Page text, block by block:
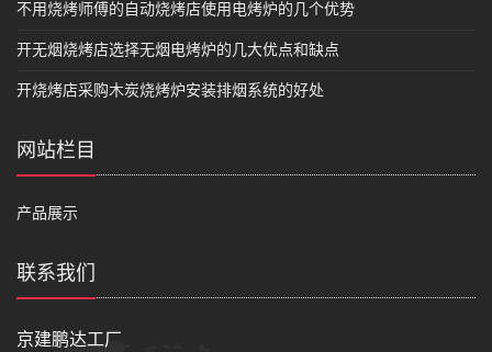
不用烧烤师傅的自动烧烤店使用电烤炉的几个优势
开无烟烧烤店选择无烟电烤炉的几大优点和缺点
开烧烤店采购木炭烧烤炉安装排烟系统的好处
网站栏目
产品展示
联系我们
京建鹏达工厂